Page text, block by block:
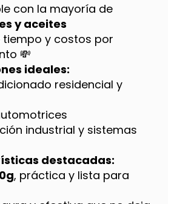
con la mayoría de
y aceites
tiempo y costos por
💸
ideales:
residencial y
industrial y sistemas
destacadas:
, práctica y lista para